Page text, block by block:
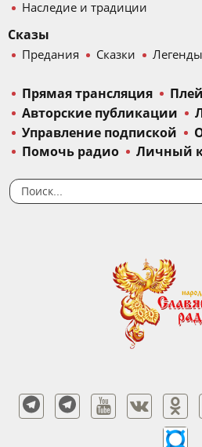
Наследие и традиции
Сказы
Предания Сказки Легенды
Прямая трансляция
Авторские публикации
Управление подпиской
Помочь радио
Личный